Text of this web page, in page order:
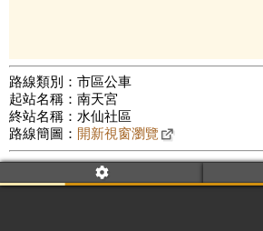
路線類別：市區公車
起站名稱：南天宮
終站名稱：水仙社區
路線簡圖： 開新視窗瀏覽
附屬名稱：L718
車頭描述：水仙社區乙線
公車數量: 累計551、上線323